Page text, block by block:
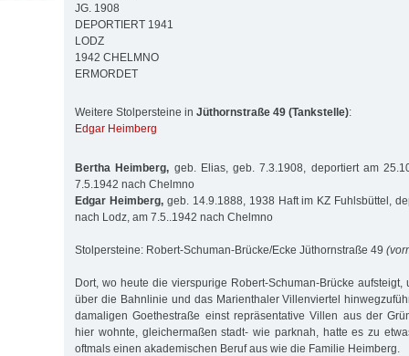
JG. 1908
DEPORTIERT 1941
LODZ
1942 CHELMNO
ERMORDET
Weitere Stolpersteine in Jüthornstraße 49 (Tankstelle):
Edgar Heimberg
Bertha Heimberg, geb. Elias, geb. 7.3.1908, deportiert am
7.5.1942 nach Chelmno
Edgar Heimberg,geb. 14.9.1888, 1938 Haft im KZ Fuhlsbüttel,
nach Lodz, am 7.5..1942 nach Chelmno
Stolpersteine: Robert-Schuman-Brücke/Ecke Jüthornstraße 49
Dort, wo heute die vierspurige Robert-Schuman-Brücke aufsteigt,
über die Bahnlinie und das Marienthaler Villenviertel
damaligen Goethestraße einst repräsentative Villen aus der
hier wohnte, gleichermaßen stadt- wie parknah, hatte es zu
oftmals einen akademischen Beruf aus wie die Familie Heimberg.